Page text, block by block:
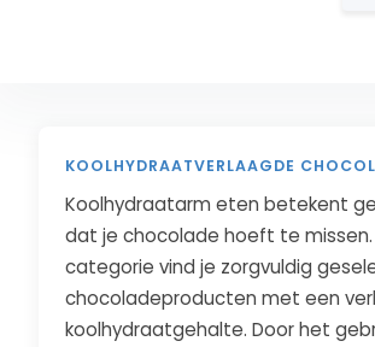
KOOLHYDRAATVERLAAGDE
Koolhydraatarm eten betekent
dat je chocolade hoeft te missen.
categorie vind je zorgvuldig
chocoladeproducten met een
koolhydraatgehalte. Door het